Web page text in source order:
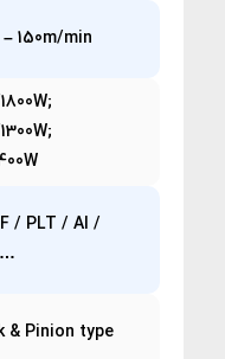
150m/min
/ PLT / AI /
…
& Pinion type